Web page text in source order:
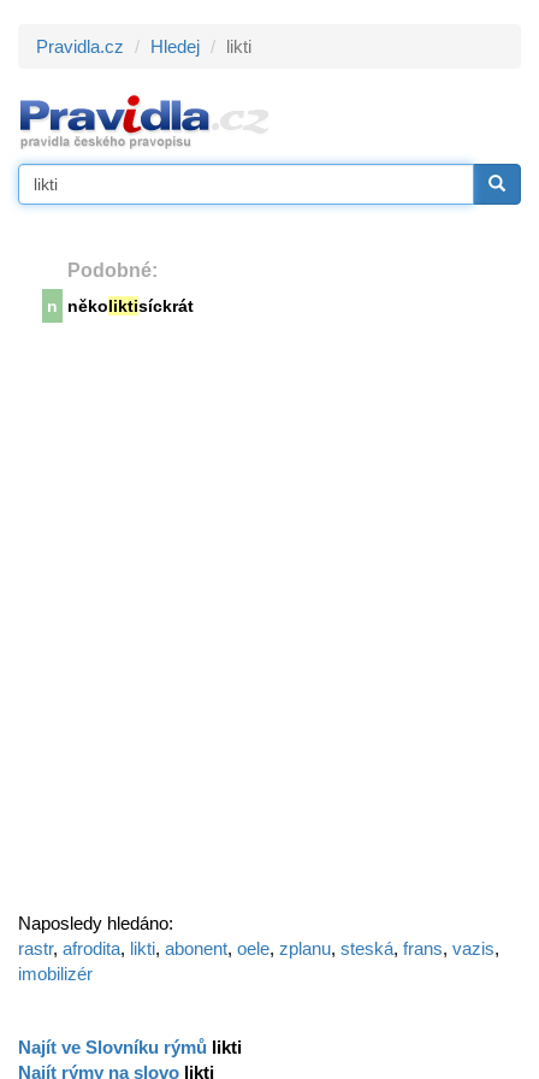
Pravidla.cz Hledej likti
Podobné:
n několiktisíckrát
Naposledy hledáno:
rastr, afrodita, likti, abonent, oele, zplanu, steská, frans, vazis,
imobilizér
Najít ve Slovníku rýmů likti
Najít rýmy na slovo likti